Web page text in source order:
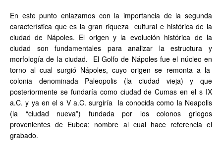
En este punto enlazamos con la importancia de la segunda
característica que es la gran riqueza cultural e histórica de la
ciudad de Nápoles. El origen y la evolución histórica de la
ciudad son fundamentales para analizar la estructura y
morfología de la ciudad. El Golfo de Nápoles fue el núcleo en
torno al cual surgió Nápoles, cuyo origen se remonta a la
colonia denominada Paleopolis (la ciudad vieja) y que
posteriormente se fundaría como ciudad de Cumas en el s IX
a.C. y ya en el s V a.C. surgiría la conocida como la Neapolis
(la “ciudad nueva”) fundada por los colonos griegos
provenientes de Eubea; nombre al cual hace referencia el
grabado.